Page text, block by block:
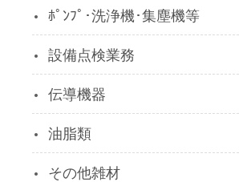
ﾎﾟﾝﾌﾟ･洗浄機･集塵機等
設備点検業務
伝導機器
油脂類
その他雑材